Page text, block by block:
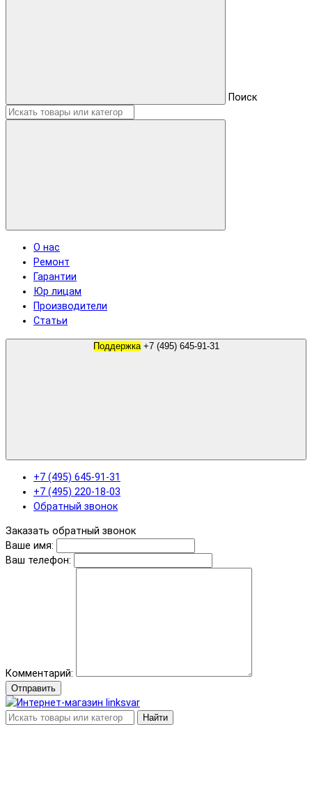
Поиск
О нас
Ремонт
Гарантии
Юр лицам
Производители
Статьи
Поддержка
+7 (495) 645-91-31
+7 (495) 220-18-03
Обратный звонок
Заказать обратный звонок
Ваше имя:
Ваш телефон:
Комментарий:
Отправить
Найти